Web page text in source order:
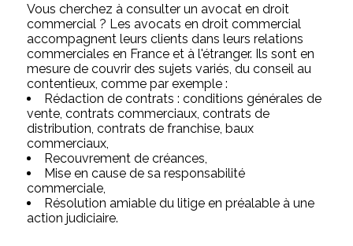
Vous cherchez à consulter un avocat en droit
commercial ? Les avocats en droit commercial
accompagnent leurs clients dans leurs relations
commerciales en France et à l'étranger. Ils sont en
mesure de couvrir des sujets variés, du conseil au
contentieux, comme par exemple :
Rédaction de contrats : conditions générales de
vente, contrats commerciaux, contrats de
distribution, contrats de franchise, baux
commerciaux,
Recouvrement de créances,
Mise en cause de sa responsabilité
commerciale,
Résolution amiable du litige en préalable à une
action judiciaire.